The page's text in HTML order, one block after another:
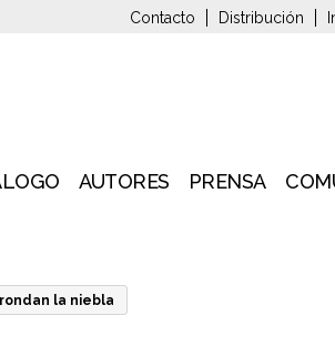
Contacto Distribución
AUTORES PRENSA
la niebla